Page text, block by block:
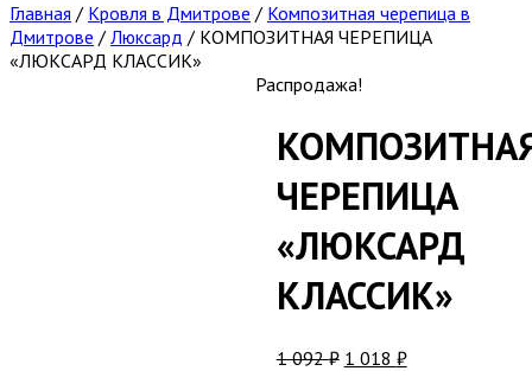
Главная / Кровля в Дмитрове / Композитная черепица в
Дмитрове / Люксард / КОМПОЗИТНАЯ ЧЕРЕПИЦА
«ЛЮКСАРД КЛАССИК»
Распродажа!
ЧЕРЕПИЦА
«ЛЮКСАРД
КЛАССИК»
1 092₽ 1 018 ₽